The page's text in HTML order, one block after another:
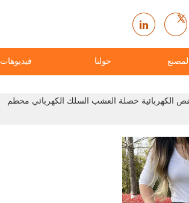
فيديوهات حولنا
الكهربائية خصلة العشب السلك الكهربائي محطم